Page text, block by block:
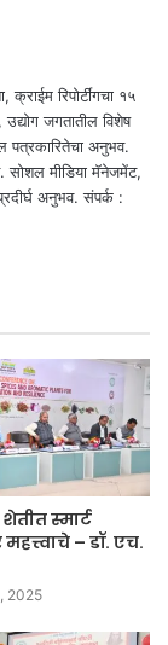
क्राईम रिपोर्टींगचा १५
जगतातील विशेष
पत्रकारितेचा अनुभव.
सोशल मीडिया मॅनेजमेंट,
अनुभव. संपर्क :
स्मार्ट
– डॉ. एच.
2025